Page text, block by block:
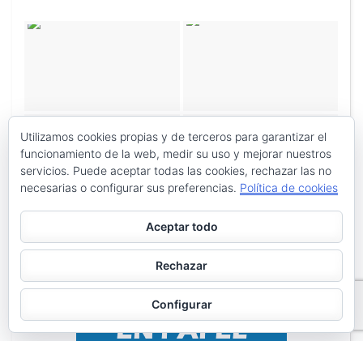
Utilizamos cookies propias y de terceros para garantizar el
funcionamiento de la web, medir su uso y mejorar nuestros
servicios. Puede aceptar todas las cookies, rechazar las no
necesarias o configurar sus preferencias. Política de cookies
Aceptar todo
Rechazar
Configurar